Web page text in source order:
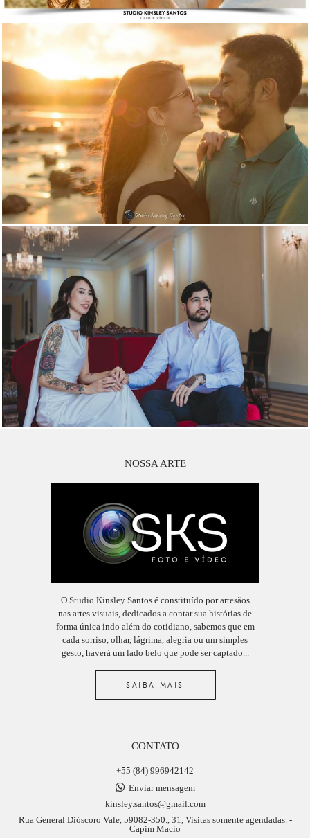
NOSSA ARTE
O Studio Kinsley Santos é constituído por artesãos
nas artes visuais, dedicados a contar sua histórias de
forma única indo além do cotidiano, sabemos que em
cada sorriso, olhar, lágrima, alegria ou um simples
gesto, haverá um lado belo que pode ser captado...
SAIBA MAIS
CONTATO
+55 (84) 996942142
Enviar mensagem
kinsley.santos@gmail.com
Rua General Dióscoro Vale, 59082-350., 31, Visitas somente agendadas. -
Capim Macio